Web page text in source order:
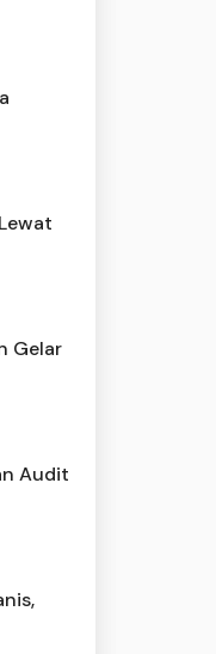
Gelar
Audit